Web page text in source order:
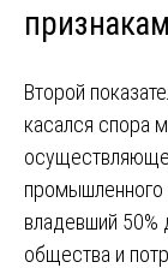
Второй
касался спора
промышленного
владевший 50%
общества и